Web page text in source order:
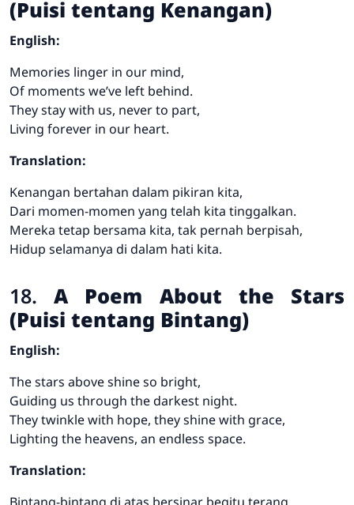
(Puisi tentang Kenangan)
English:
Memories linger in our mind,
Of moments we’ve left behind.
They stay with us, never to part,
Living forever in our heart.
Translation:
Kenangan bertahan dalam pikiran kita,
Dari momen-momen yang telah kita tinggalkan.
Mereka tetap bersama kita, tak pernah berpisah,
Hidup selamanya di dalam hati kita.
18.A Poem About the Stars
(Puisi tentang Bintang)
English:
The stars above shine so bright,
Guiding us through the darkest night.
They twinkle with hope, they shine with grace,
Lighting the heavens, an endless space.
Translation: